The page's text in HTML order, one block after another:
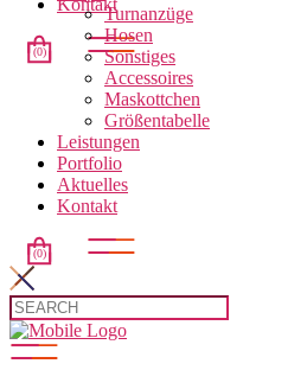
Kontakt
(0)
Turnanzüge
Hosen
Sonstiges
Accessoires
Maskottchen
Größentabelle
Leistungen
Portfolio
Aktuelles
Kontakt
(0)